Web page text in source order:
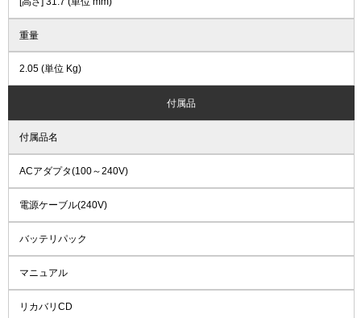
重量
2.05 (単位 Kg)
付属品
付属品名
ACアダプタ(100～240V)
電源ケーブル(240V)
バッテリパック
マニュアル
リカバリCD